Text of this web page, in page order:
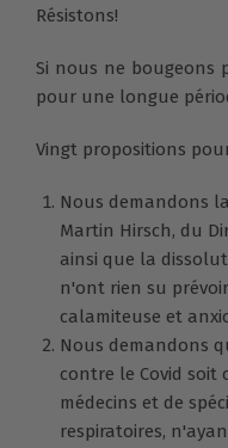
Résistons!
Si nous ne bougeons
pour une longue
Vingt propositions
Nous demandons
Martin Hirsch, du
ainsi que la
n'ont rien su
calamiteuse et
Nous demandons
contre le Covid soit
médecins et de
respiratoires,